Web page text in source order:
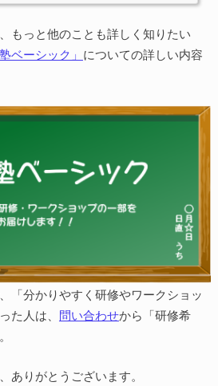
できるからです。絵本の場合は、話を聞かなくても、絵を見て
す。子どもたちは、絵本を読んでもら...
もっと他のことも詳しく知りたい
ベーシック」 についての詳しい内容
「分かりやすく研修やワークショッ
た人は、 問い合わせから「研修希
ありがとうございます。